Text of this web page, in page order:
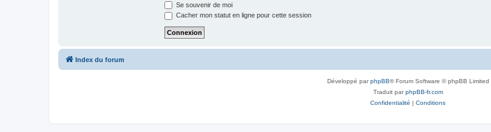
Se souvenir de moi
Cacher mon statut en ligne pour cette session
Index du forum
Développé parphpBB® Forum Software © phpBB Limited
Traduit parphpBB-fr.com
Confidentialité | Conditions